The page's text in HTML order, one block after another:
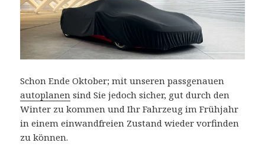
Schon Ende Oktober; mit unseren passgenauen
autoplanen sind Sie jedoch sicher, gut durch den
Winter zu kommen und Ihr Fahrzeug im Frühjahr
in einem einwandfreien Zustand wieder vorfinden
zu können.